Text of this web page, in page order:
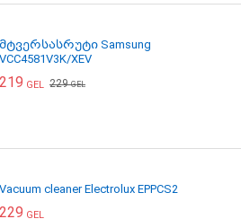
მტვერსასრუტი Samsung
VCC4581V3K/XEV
219 GEL 229GEL
Vacuum cleaner Electrolux EPPCS2
229 GEL